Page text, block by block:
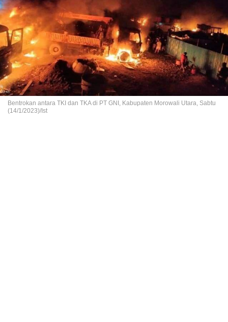
Bentrokan antara TKI dan TKA di PT GNI, Kabupaten Morowali Utara, Sabtu
(14/1/2023)/Ist